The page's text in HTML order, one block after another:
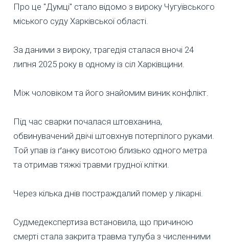
Про це "Думці" стало відомо з вироку Чугуївського
міського суду Харківської області.
За даними з вироку, трагедія сталася вночі 24
липня 2025 року в одному із сіл Харківщини.
Між чоловіком та його знайомим виник конфлікт.
Під час сварки почалася штовханина,
обвинувачений двічі штовхнув потерпілого руками.
Той упав із ґанку висотою близько одного метра
та отримав тяжкі травми грудної клітки.
Через кілька днів постраждалий помер у лікарні.
Судмедекспертиза встановила, що причиною
смерті стала закрита травма тулуба з численними